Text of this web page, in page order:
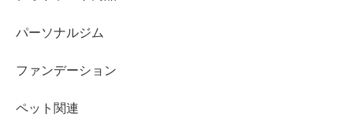
パーソナルジム
ファンデーション
ペット関連